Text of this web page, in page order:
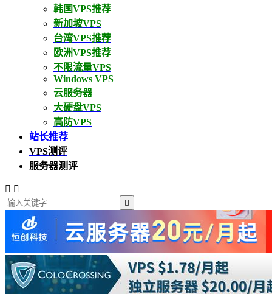
韩国VPS推荐
新加坡VPS
台湾VPS推荐
欧洲VPS推荐
不限流量VPS
Windows VPS
云服务器
大硬盘VPS
高防VPS
站长推荐
VPS测评
服务器测评
 
